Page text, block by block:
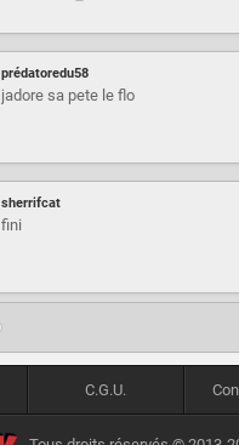
prédatoredu58
jadore sa pete le flo
sherrifcat
fini
C.G.U.